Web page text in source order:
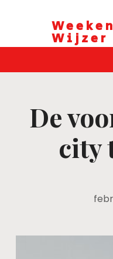
Wijzer
De
city